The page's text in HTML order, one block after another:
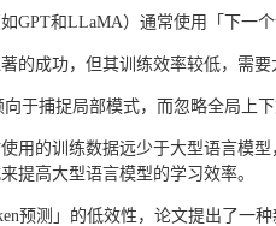
GPT和LLaMA）通常使用「下一
的成功，但其训练效率较低，需
向于捕捉局部模式，而忽略全局
用的训练数据远少于大型语言模
提高大型语言模型的学习效率。
预测」的低效性，论文提出了